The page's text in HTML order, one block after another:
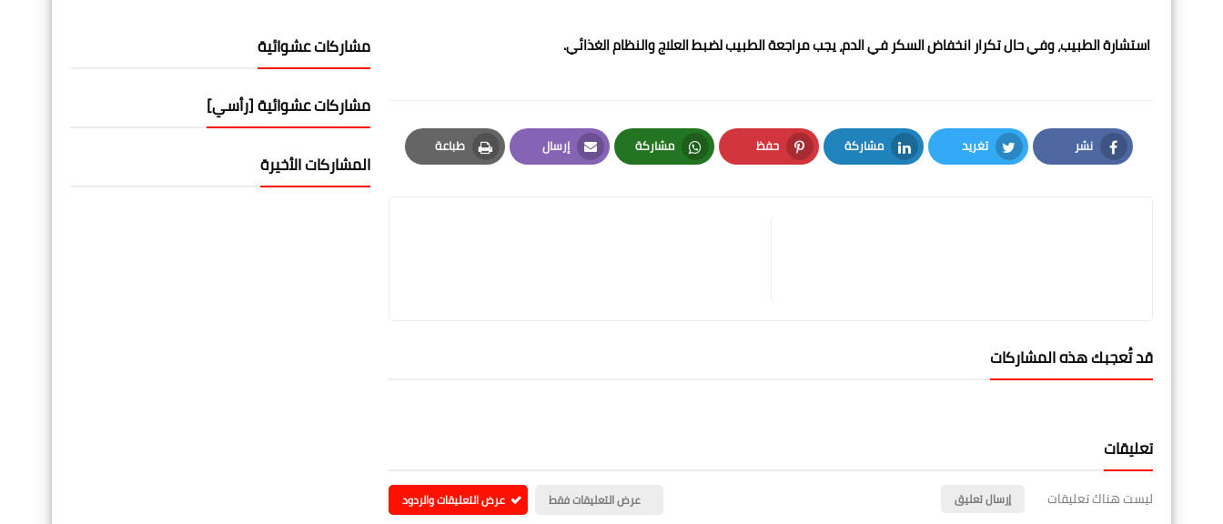
استشارة الطبيب، وفي حال تكرار انخفاض السكر في الدم، يجب مراجعة الطبيب لضبط العلاج والنظام الغذائي.
نشر
Facebook
تغريد
Twitter
مشاركة
LinkedIn
حفظ
Pinterest
مشاركة
Whatsapp
إرسال
Email
طباعة
Print
قد تُعجبك هذه المشاركات
تعليقات
ليست هناك تعليقات إرسال تعليق عرض التعليقات فقط عرض التعليقات والردود
مشاركات عشوائية
مشاركات عشوائية [رأسي]
المشاركات الأخيرة